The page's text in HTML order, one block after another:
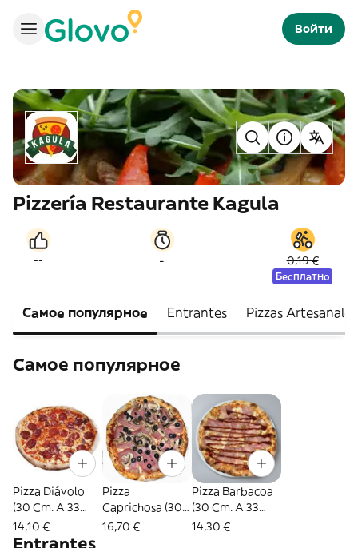
Войти
Pizzería Restaurante Kagula
-- - 0,19 €
Бесплатно
Самое популярное Entrantes Pizzas
Самое популярное
Pizza Diávolo
(30 Cm. A 33
Cm. Aprox.)
14,10 €
Pizza
Caprichosa (30
Cm. A 33 Cm.
16,70 €
Pizza Barbacoa
(30 Cm. A 33
Cm. Aprox.)
14,30 €
Entrantes